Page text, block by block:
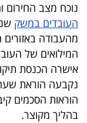
פעולה
דרושים
ניוזלטרים
נוכח מצב החירום
העובדים במשק
מהעבודה באזורים
המילואים של
אישרה הכנסת
נקבעה הוראת
הוראות הסכמים
בהליך מקוצר.